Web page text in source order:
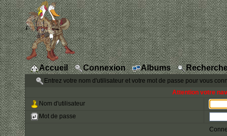
Accueil Connexion Albums
Entrez votre nom d'utilisateur et votre mot de passe pour vous
Attention votre
Nom d'utilisateur
Mot de passe